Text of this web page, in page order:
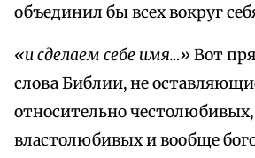
объединил бы всех вокруг
«и сделаем себе имя…» Вот
слова Библии, не
относительно честолюбивых,
властолюбивых и вообще